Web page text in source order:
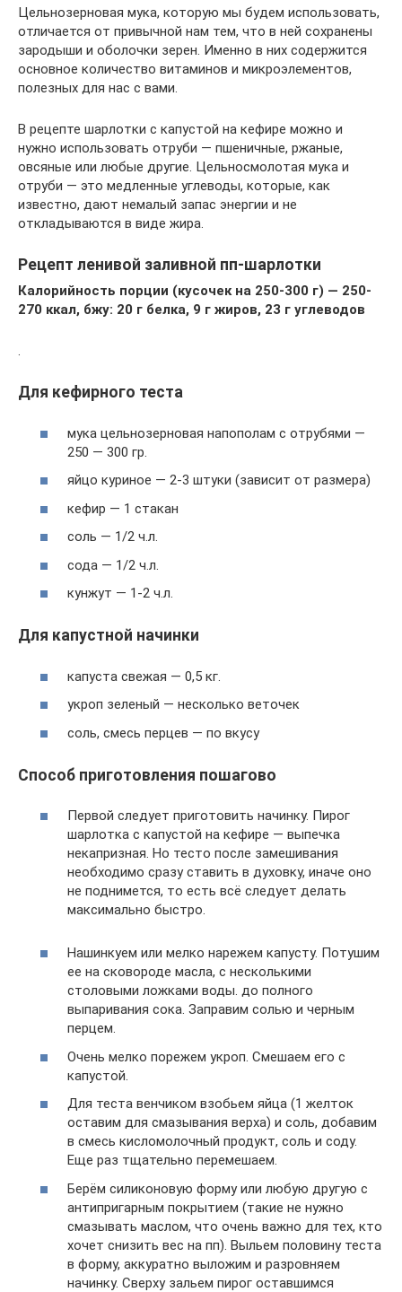
Цельнозерновая мука, которую мы будем использовать,
отличается от привычной нам тем, что в ней сохранены
зародыши и оболочки зерен. Именно в них содержится
основное количество витаминов и микроэлементов,
полезных для нас с вами.
В рецепте шарлотки с капустой на кефире можно и
нужно использовать отруби — пшеничные, ржаные,
овсяные или любые другие. Цельносмолотая мука и
отруби — это медленные углеводы, которые, как
известно, дают немалый запас энергии и не
откладываются в виде жира.
Рецепт ленивой заливной пп-шарлотки
Калорийность порции (кусочек на 250-300 г) — 250-
270 ккал, бжу: 20 г белка, 9 г жиров, 23 г углеводов
.
Для кефирного теста
мука цельнозерновая напополам с отрубями —
250 — 300 гр.
яйцо куриное — 2-3 штуки (зависит от размера)
кефир — 1 стакан
соль — 1/2 ч.л.
сода — 1/2 ч.л.
кунжут — 1-2 ч.л.
Для капустной начинки
капуста свежая — 0,5 кг.
укроп зеленый — несколько веточек
соль, смесь перцев — по вкусу
Способ приготовления пошагово
Первой следует приготовить начинку. Пирог
шарлотка с капустой на кефире — выпечка
некапризная. Но тесто после замешивания
необходимо сразу ставить в духовку, иначе оно
не поднимется, то есть всё следует делать
максимально быстро.
Нашинкуем или мелко нарежем капусту. Потушим
ее на сковороде масла, с несколькими
столовыми ложками воды. до полного
выпаривания сока. Заправим солью и черным
перцем.
Очень мелко порежем укроп. Смешаем его с
капустой.
Для теста венчиком взобьем яйца (1 желток
оставим для смазывания верха) и соль, добавим
в смесь кисломолочный продукт, соль и соду.
Еще раз тщательно перемешаем.
Берём силиконовую форму или любую другую с
антипригарным покрытием (такие не нужно
смазывать маслом, что очень важно для тех, кто
хочет снизить вес на пп). Выльем половину теста
в форму, аккуратно выложим и разровняем
начинку. Сверху зальем пирог оставшимся